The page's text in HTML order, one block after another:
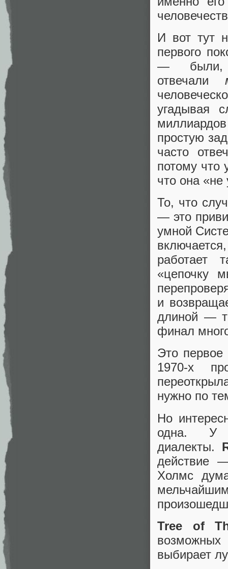
И вот тут
первого
— были,
отвечали
угадывая
простую
часто
потому что
что она
То, что
— это
умной
работает
«цепочку
и
длиной —
финал
Это первое
1970-х
нужно по
Но
одна. У
диалекты.
действие
Холмс
Tree of
возможных
выбирает